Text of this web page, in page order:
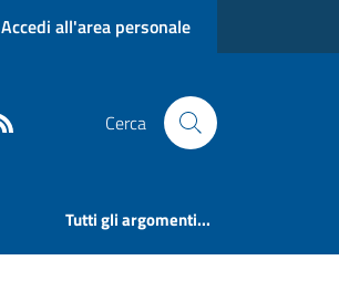
Accedi all'area personale
Cerca
Tutti gli argomenti...